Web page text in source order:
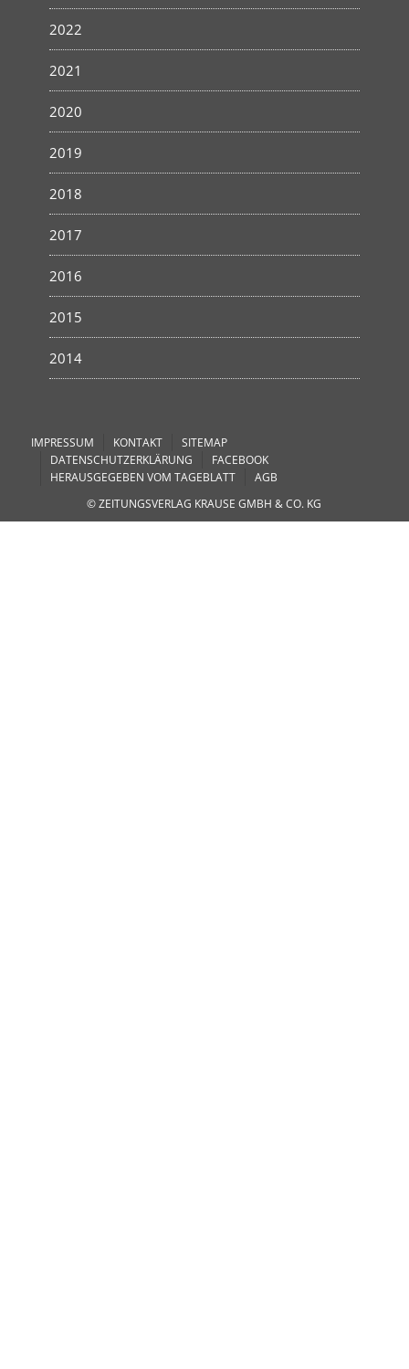
2022
2021
2020
2019
2018
2017
2016
2015
2014
IMPRESSUM KONTAKT
SITEMAP
DATENSCHUTZERKLÄRUNG
FACEBOOK
HERAUSGEGEBEN VOM TAGEBLATT
AGB
© ZEITUNGSVERLAG KRAUSE GMBH & CO. KG